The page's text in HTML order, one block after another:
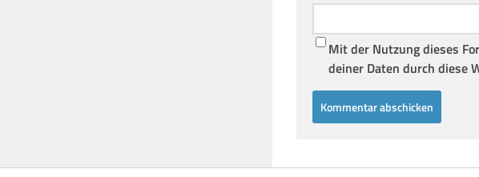
Mit der Nutzung dieses
deiner Daten durch diese